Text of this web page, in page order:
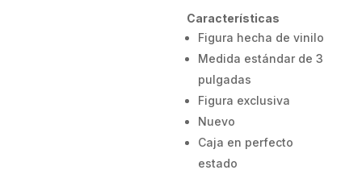
Características
Figura hecha de vinilo
Medida estándar de 3
pulgadas
Figura exclusiva
Nuevo
Caja en perfecto
estado